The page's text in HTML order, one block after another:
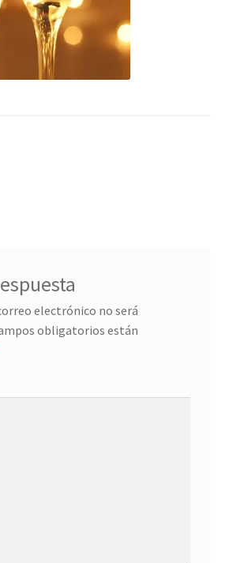
Y Cookies
electrónico no será
obligatorios están